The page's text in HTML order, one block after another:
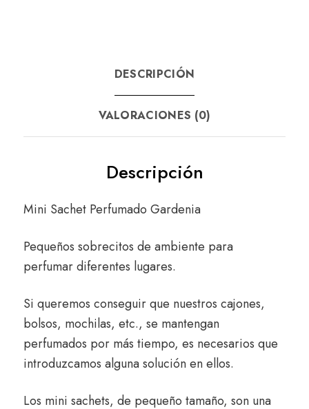
DESCRIPCIÓN
VALORACIONES (0)
Descripción
Mini Sachet Perfumado Gardenia
Pequeños sobrecitos de ambiente para
perfumar diferentes lugares.
Si queremos conseguir que nuestros cajones,
bolsos, mochilas, etc., se mantengan
perfumados por más tiempo, es necesarios que
introduzcamos alguna solución en ellos.
Los mini sachets, de pequeño tamaño, son una